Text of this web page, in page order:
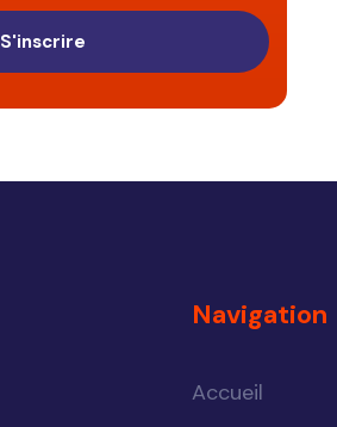
S'inscrire
Navigation
Accueil